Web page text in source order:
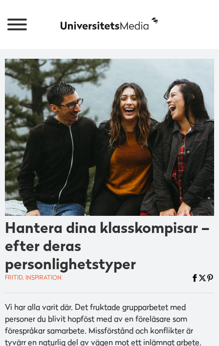
Hantera dina klasskompisar –
efter deras
personlighetstyper
FRITID, INSPIRATION
Vi har alla varit där. Det fruktade grupparbetet med
personer du blivit hopföst med av en föreläsare som
förespråkar samarbete. Missförstånd och konflikter är
tyvärr en naturlig del av vägen mot ett inlämnat arbete.